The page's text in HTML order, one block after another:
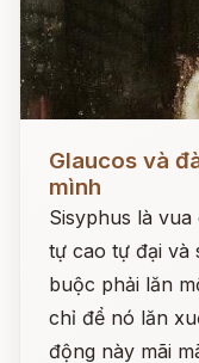
Glaucos và
mình
Sisyphus là
tự cao tự đại và
buộc phải lăn
chỉ để nó lăn
động này mãi